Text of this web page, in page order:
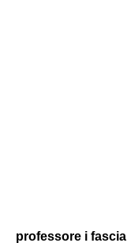
professore i fascia